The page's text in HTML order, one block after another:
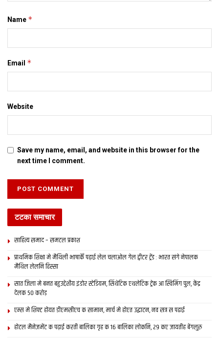
Name *
Email *
Website
Save my name, email, and website in this browser for the
next time I comment.
टटका समाचार
साहित्य समाद – समटल प्रकाश
प्राथमिक शि‍क्षा मे मैथि‍ली भाषाकेँ पढ़ाई लेल चलाओल गेल ट्वीटर ट्रेंड : भारत संगे नेपालक
मैथिल लेलनि हिस्सा
सात जिला मे बनत बहुउद्देशीय इंडोर स्‍टेडि‍यम, सिंथेटिक एथलेटिक ट्रेक आ स्विमिंग पुल, केंद्र
देलक 50 करोड़
एम्स मे शिफ्ट होयत डीएमसीएच क सामान, मार्च मे होएत उद्घाटन, नव सत्र स पढाई
होटल मैनेजमेंट क पढ़ाई करती बालिका गृह क 16 बालिका लोकनि, 29 कए जायतीह बेंगलुरु